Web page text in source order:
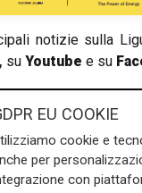
notizie sulla
, su Youtube e su
EU COOKIE
cookie e
per
con